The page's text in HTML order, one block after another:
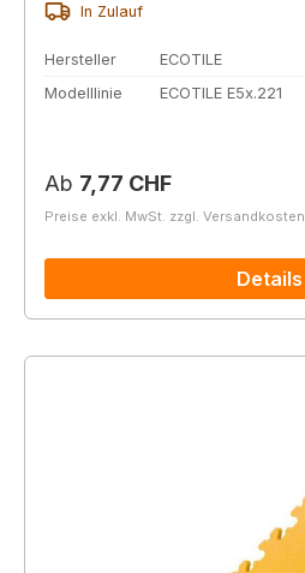
In Zulauf
Hersteller
ECOTILE
Modelllinie
ECOTILE E5x.221
Regulärer Preis:
Ab 7,77 CHF
Preise exkl. MwSt. zzgl. Versandkosten
Details